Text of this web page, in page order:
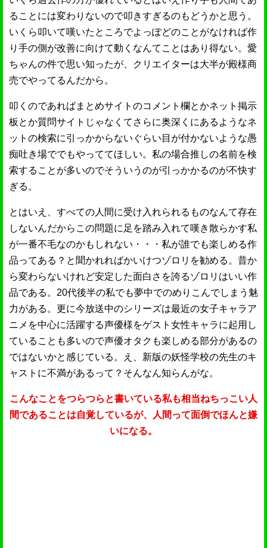
ることには変わりないので叩きすぎるのもどうかと思う。
いくら叩いて嘆いたところでよっぽどのことがなければ作
り手の側が改善に向けて動くなんてことはあり得ない。愛
ちゃんの件で思い知ったが、クリエイターは大半が殿様商
売でやってるんだから。
叩くのであればまとめサイトのコメント欄とかネット掲示
板とか質問サイトじゃなくてさらに奥深くにあるようなネ
ットの検索に引っかからないぐらい目が付かないような愚
痴吐き場ででもやっててほしい。私の場合推しの名前を検
索することが多いのでそういうのが引っかかるのが不快す
ぎる。
とはいえ、すべての人間に受け入れられるものなんて存在
しないんだからこの問題に足を踏み入れて嘆き散らかす私
が一番不毛なのかもしれない・・・私が誰でも楽しめる作
品ってある？と聞かれればかいけつゾロリを勧める。昔か
ら変わらないけれど安定した面白さを誇るゾロリはいい作
品である。20代後半の私でも夢中でのめりこんでしまう魅
力がある。更に今放送中のシリーズは最近の女子キャラア
ニメを中心に活躍する声優様をゲスト女性キャラに起用し
ていることも多いので声優オタクも楽しめる部分があるの
ではないかと感じている。え、新版の妖怪学校の先生のキ
ャストに不満があるって？そんなん知らんがな。
こんなことをつらつらと書いている私も相当ねちっこい人
間であることは自覚しているが、人間って面倒でほんと嫌
いになる。